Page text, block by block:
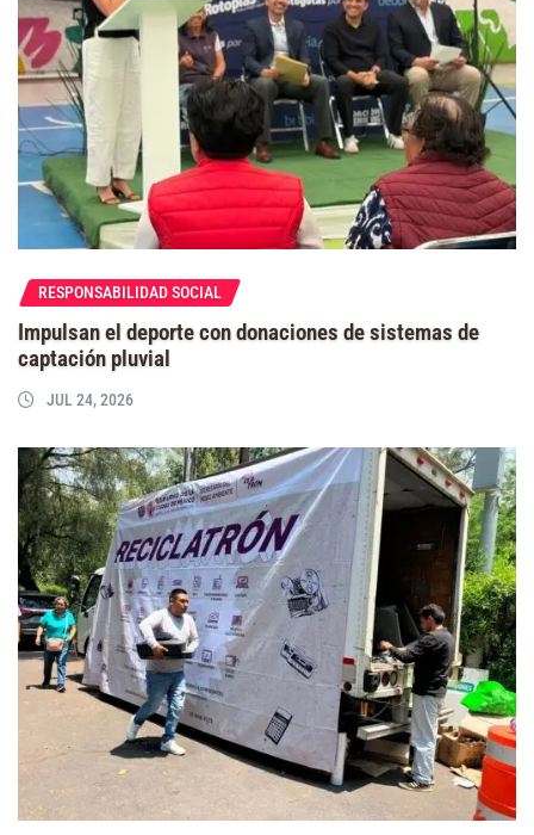
RESPONSABILIDAD SOCIAL
Impulsan el deporte con donaciones de sistemas de
captación pluvial
JUL 24, 2026